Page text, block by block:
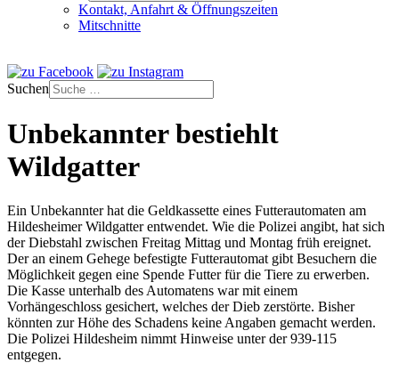
Kontakt, Anfahrt & Öffnungszeiten
Mitschnitte
Suchen
Unbekannter bestiehlt
Wildgatter
Ein Unbekannter hat die Geldkassette eines Futterautomaten am
Hildesheimer Wildgatter entwendet. Wie die Polizei angibt, hat sich
der Diebstahl zwischen Freitag Mittag und Montag früh ereignet.
Der an einem Gehege befestigte Futterautomat gibt Besuchern die
Möglichkeit gegen eine Spende Futter für die Tiere zu erwerben.
Die Kasse unterhalb des Automatens war mit einem
Vorhängeschloss gesichert, welches der Dieb zerstörte. Bisher
könnten zur Höhe des Schadens keine Angaben gemacht werden.
Die Polizei Hildesheim nimmt Hinweise unter der 939-115
entgegen.